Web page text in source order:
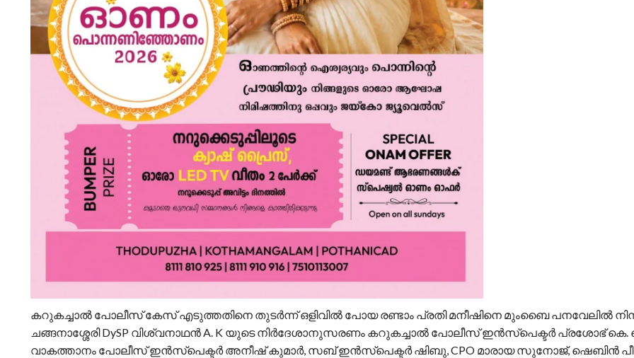
കറുകച്ചാൽ പോലീസ് കേസ് എടുത്തതിനെ തുടർന്ന് ഒളിവിൽ പോയ രണ്ടാം പ്രതി മനീഷിനെ മുംബൈ പനവേലിൽ
ചങ്ങനാശ്ശേരി DySP വിശ്വനാഥൻ A. K യുടെ നിർദേശാനുസരണം കറുകച്ചാൽ പോലീസ് ഇൻസ്‌പെക്ടർ പ്രശോഭ് കെ.
വാകത്താനം പോലീസ് ഇൻസ്‌പെക്ടർ അനീഷ് കുമാർ, സബ് ഇൻസ്‌പെക്ടർ ഷിബു, CPO മാരായ സുനോജ്, ഷെബിൻ